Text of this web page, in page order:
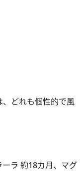
、どれも個性的で風
ラ 約18カ月、マグ